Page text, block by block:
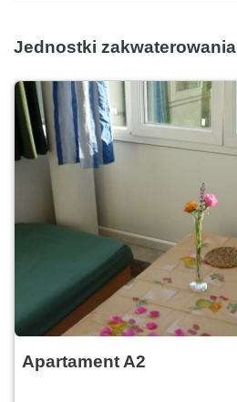
Jednostki zakwaterowania
Apartament A2